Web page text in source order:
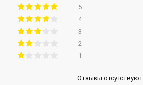
5
4
3
2
1
Отзывы отсутствуют